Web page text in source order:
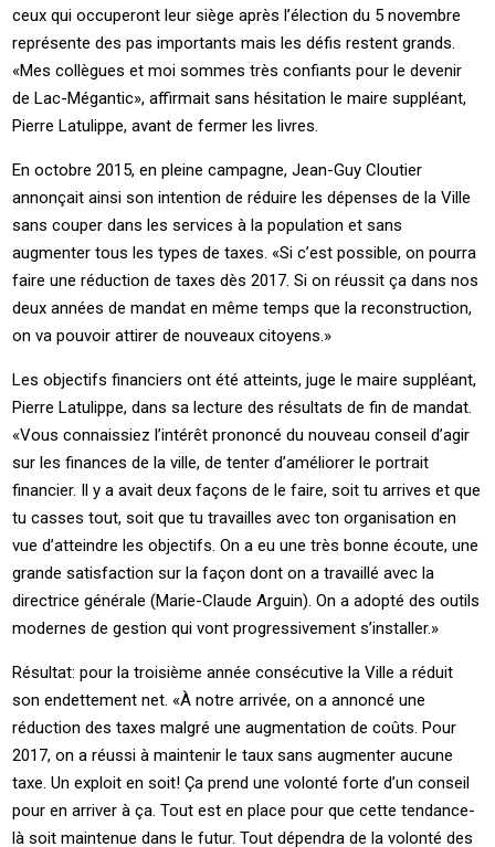
ceux qui occuperont leur siège après l’élection du 5 novembre
représente des pas importants mais les défis restent grands.
«Mes collègues et moi sommes très confiants pour le devenir
de Lac-Mégantic», affirmait sans hésitation le maire suppléant,
Pierre Latulippe, avant de fermer les livres.
En octobre 2015, en pleine campagne, Jean-Guy Cloutier
annonçait ainsi son intention de réduire les dépenses de la Ville
sans couper dans les services à la population et sans
augmenter tous les types de taxes. «Si c’est possible, on pourra
faire une réduction de taxes dès 2017. Si on réussit ça dans nos
deux années de mandat en même temps que la reconstruction,
on va pouvoir attirer de nouveaux citoyens.»
Les objectifs financiers ont été atteints, juge le maire suppléant,
Pierre Latulippe, dans sa lecture des résultats de fin de mandat.
«Vous connaissiez l’intérêt prononcé du nouveau conseil d’agir
sur les finances de la ville, de tenter d’améliorer le portrait
financier. Il y a avait deux façons de le faire, soit tu arrives et que
tu casses tout, soit que tu travailles avec ton organisation en
vue d’atteindre les objectifs. On a eu une très bonne écoute, une
grande satisfaction sur la façon dont on a travaillé avec la
directrice générale (Marie-Claude Arguin). On a adopté des outils
modernes de gestion qui vont progressivement s’installer.»
Résultat: pour la troisième année consécutive la Ville a réduit
son endettement net. «À notre arrivée, on a annoncé une
réduction des taxes malgré une augmentation de coûts. Pour
2017, on a réussi à maintenir le taux sans augmenter aucune
taxe. Un exploit en soit! Ça prend une volonté forte d’un conseil
pour en arriver à ça. Tout est en place pour que cette tendance-
là soit maintenue dans le futur. Tout dépendra de la volonté des